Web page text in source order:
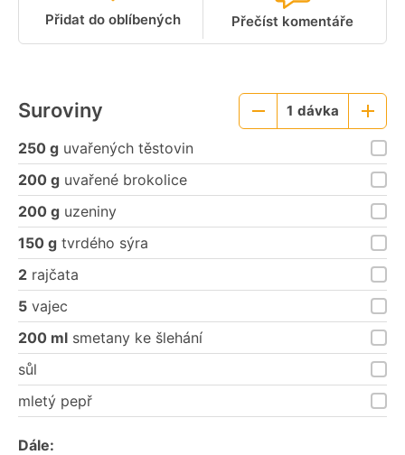
Přidat do oblíbených Přečíst komentáře
Suroviny
Menší
1 dávka
Větší
porce
250 g uvařených těstovin
200 g uvařené brokolice
200 g uzeniny
150 g tvrdého sýra
2 rajčata
5 vajec
200 ml smetany ke šlehání
sůl
mletý pepř
Dále: